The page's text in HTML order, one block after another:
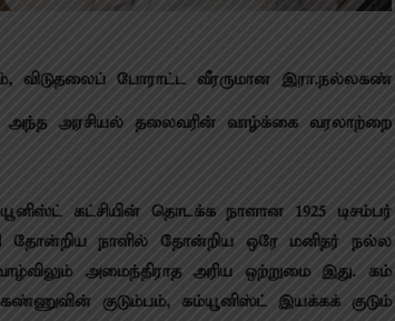
விடுதலைப் போராட்ட வீரருமான இரா.நல்​ல​கண்​
அந்த அரசியல் தலைவரின் வாழ்க்கை வரலாற்றை
கட்சி​யின் தொடக்க நாளான 1925 டிசம்பர்
தோன்றிய நாளில் தோன்றிய ஒரே மனிதர் நல்​ல​
அமைந்திராத அரிய ஒற்றுமை இது. கம்​
குடும்​பம், கம்​யூனிஸ்ட் இயக்​கக் குடும்​